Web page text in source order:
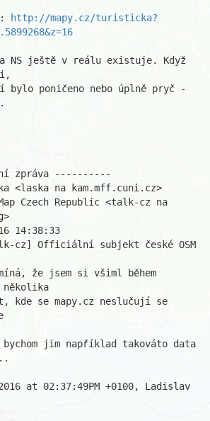
http://mapy.cz/turisticka?
NS ještě v reálu existuje. Když
bylo poničeno nebo úplně pryč -
zpráva ----------
<laska na kam.mff.cuni.cz>
Czech Republic <talk-cz na
14:38:33
cz] Officiální subjekt české OSM
že jsem si všiml během
několika
kde se mapy.cz neslučují se
jim například takováto data
at 02:37:49PM +0100, Ladislav